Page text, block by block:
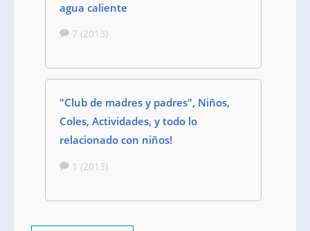
agua caliente
7 (2013)
"Club de madres y padres", Niños,
Coles, Actividades, y todo lo
relacionado con niños!
1 (2013)